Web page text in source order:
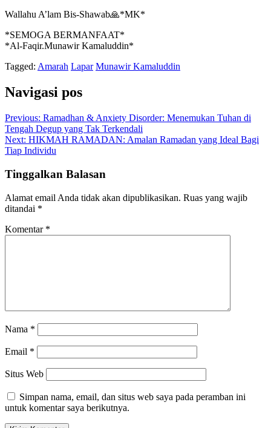
Wallahu A’lam Bis-Shawab🙏*MK*
*SEMOGA BERMANFAAT*
*Al-Faqir.Munawir Kamaluddin*
Tagged: Amarah Lapar Munawir Kamaluddin
Navigasi pos
Previous: Ramadhan & Anxiety Disorder: Menemukan Tuhan di
Tengah Degup yang Tak Terkendali
Next: HIKMAH RAMADAN: Amalan Ramadan yang Ideal Bagi
Tiap Individu
Tinggalkan Balasan
Alamat email Anda tidak akan dipublikasikan. Ruas yang wajib
ditandai *
Komentar *
Nama *
Email *
Situs Web
Simpan nama, email, dan situs web saya pada peramban ini
untuk komentar saya berikutnya.